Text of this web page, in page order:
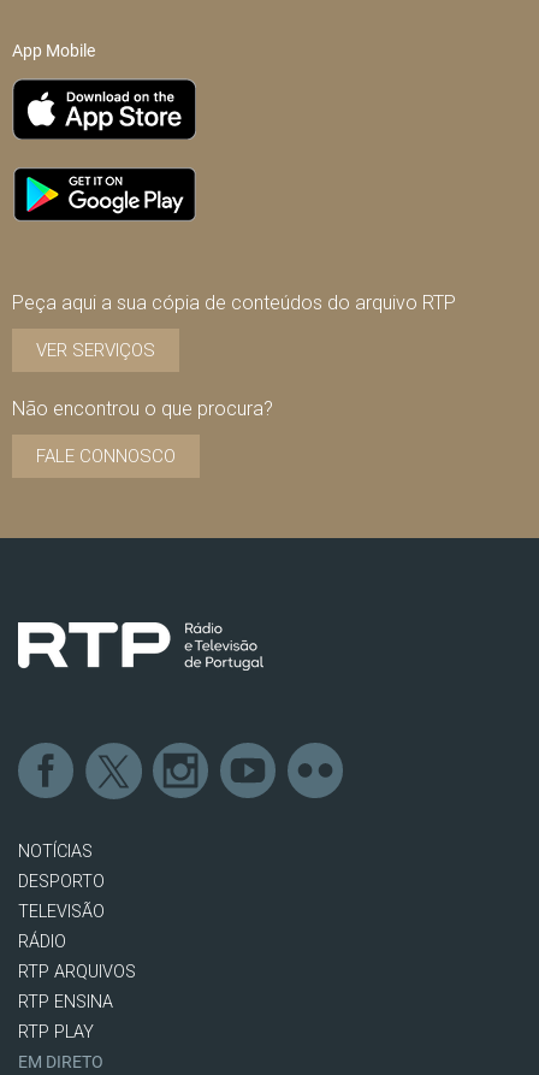
App Mobile
Peça aqui a sua cópia de conteúdos do arquivo RTP
VER SERVIÇOS
Não encontrou o que procura?
FALE CONNOSCO
NOTÍCIAS
DESPORTO
TELEVISÃO
RÁDIO
RTP ARQUIVOS
RTP ENSINA
RTP PLAY
EM DIRETO